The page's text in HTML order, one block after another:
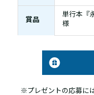
賞品
単行本『
様
※プレゼントの応募に